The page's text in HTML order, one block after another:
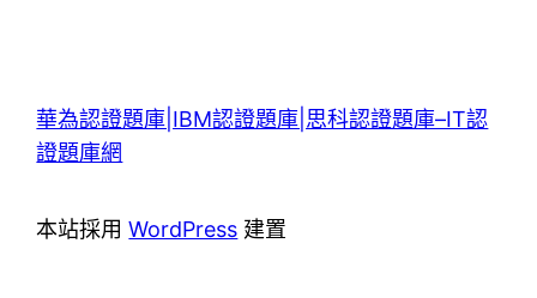
華為認證題庫|IBM認證題庫|思科認證題庫–IT認
證題庫網
本站採用WordPress 建置